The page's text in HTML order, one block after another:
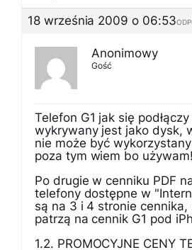
18 września 2009 o 06:53
Anonimowy
Gość
Telefon G1 jak się
wykrywany jest jako dysk,
nie może być
poza tym wiem bo używam!
Po drugie w cenniku PDF
telefony dostępne w
są na 3 i 4 stronie cennika,
patrzą na cennik G1 pod
1.2. PROMOCYJNE CENY